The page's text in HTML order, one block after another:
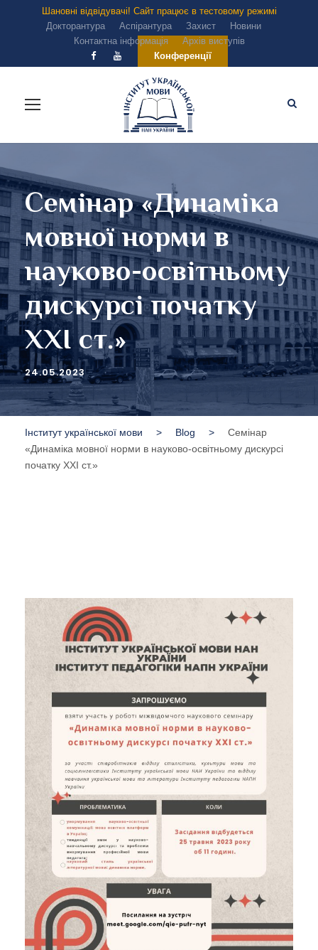
Шановні відвідувачі! Сайт працює в тестовому режимі
Докторантура
Аспірантура Захист
Новини
Контактна інформація
Архів виступів
Конференції
Семінар «Динаміка
мовної норми в
науково-освітньому
дискурсі початку
ХХІ ст.»
24.05.2023
Інститут української мови > Blog >
Семінар
«Динаміка мовної норми в науково-освітньому дискурсі
початку ХХІ ст.»